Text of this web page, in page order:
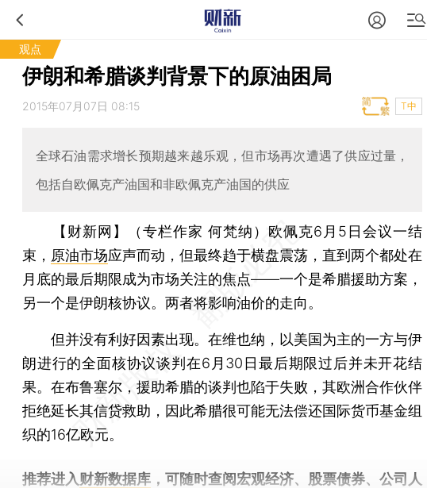
观点
伊朗和希腊谈判背景下的原油困局
2015年07月07日 08:15 T中
全球石油需求增长预期越来越乐观，但市场再次遭遇了供应过量，
包括自欧佩克产油国和非欧佩克产油国的供应
【财新网】（专栏作家 何梵纳） 欧佩克6月5日会议一结
束， 原油市场应声而动，但最终趋于横盘震荡，直到两个都处在
月底的最后期限成为市场关注的焦点——一个是希腊援助方案，
另一个是伊朗核协议。两者将影响油价的走向。
但并没有利好因素出现。在维也纳，以美国为主的一方与伊
朗进行的全面核协议谈判在6月30日最后期限过后并未开花结
果。在布鲁塞尔，援助希腊的谈判也陷于失败，其欧洲合作伙伴
拒绝延长其信贷救助，因此希腊很可能无法偿还国际货币基金组
织的16亿欧元。
推荐进入财新数据库 ，可随时查阅宏观经济、股票债券、公司人